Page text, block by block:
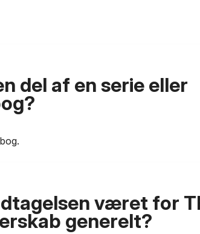
del af en serie eller
været for
generelt?